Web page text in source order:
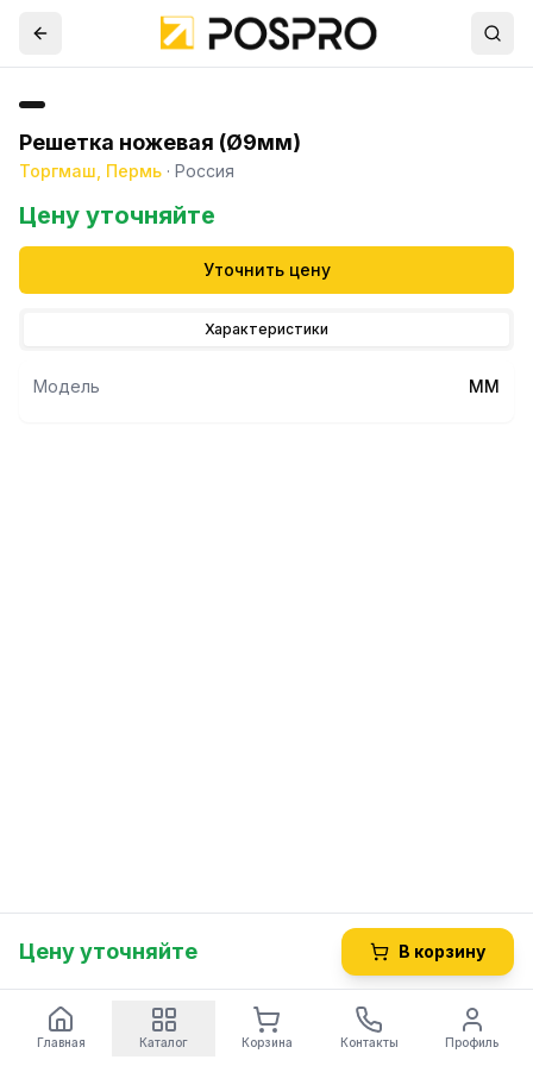
Решетка ножевая (Ø9мм)
Торгмаш, Пермь · Россия
Цену уточняйте
Уточнить цену
Характеристики
Модель ММ
Цену уточняйте В корзину
Главная Каталог Корзина Контакты Профиль